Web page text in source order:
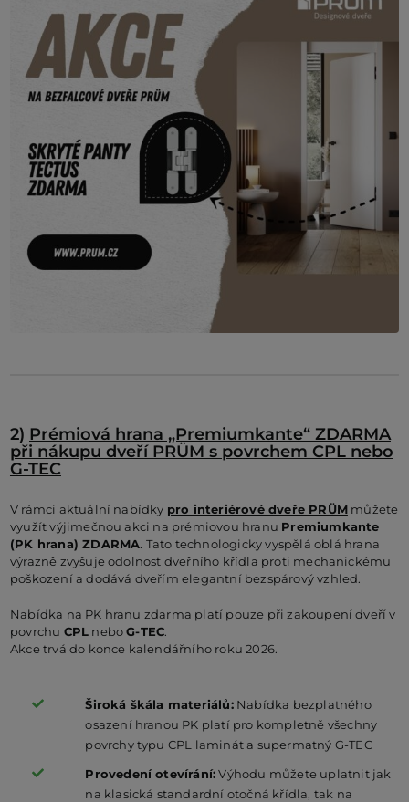
2) Prémiová hrana „Premiumkante“ ZDARMA
při nákupu dveří PRÜM s povrchem CPL nebo
G-TEC
V rámci aktuální nabídky pro interiérové dveře PRÜMmůžete
využít výjimečnou akci na prémiovou hranu Premiumkante
(PK hrana) ZDARMA. Tato technologicky vyspělá oblá hrana
výrazně zvyšuje odolnost dveřního křídla proti mechanickému
poškození a dodává dveřím elegantní bezspárový vzhled.
Nabídka na PK hranu zdarma platí pouze při zakoupení dveří v
povrchu CPL neboG-TEC.
Akce trvá do konce kalendářního roku 2026.
Široká škála materiálů:Nabídka bezplatného
osazení hranou PK platí pro kompletně všechny
povrchy typu CPL laminát a supermatný G-TEC
Provedení otevírání:Výhodu můžete uplatnit jak
na klasická standardní otočná křídla, tak na